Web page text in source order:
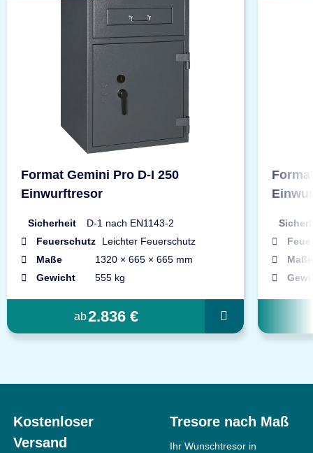
Format Gemini Pro D-I 250
Einwurftresor
Sicherheit
D-1 nach EN1143-2
Feuerschutz
Leichter Feuerschutz
Maße
1320 × 665 × 665 mm
Gewicht
555 kg
ab2.836 €
Maße
Kostenloser
Versand
Tresore nach Maß
Ihr Wunschtresor in